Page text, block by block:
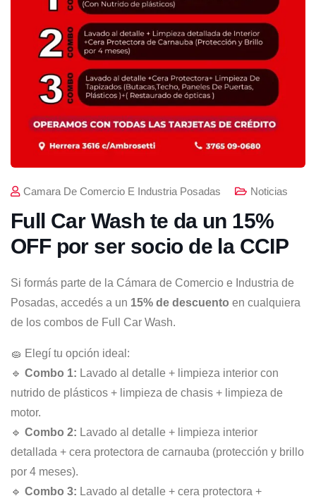
Camara De Comercio E Industria Posadas Noticias
Full Car Wash te da un 15%
OFF por ser socio de la CCIP
Si formás parte de la Cámara de Comercio e Industria de
Posadas, accedés a un 15% de descuento en cualquiera
de los combos de Full Car Wash.
🧽 Elegí tu opción ideal:
🔹 Combo 1: Lavado al detalle + limpieza interior con
nutrido de plásticos + limpieza de chasis + limpieza de
motor.
🔹 Combo 2: Lavado al detalle + limpieza interior
detallada + cera protectora de carnauba (protección y brillo
por 4 meses).
🔹 Combo 3: Lavado al detalle + cera protectora +